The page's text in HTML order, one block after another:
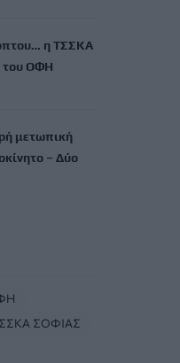
η ΤΣΣΚΑ
του ΟΦΗ
μετωπική
– Δύο
ΣΟΦΙΑΣ